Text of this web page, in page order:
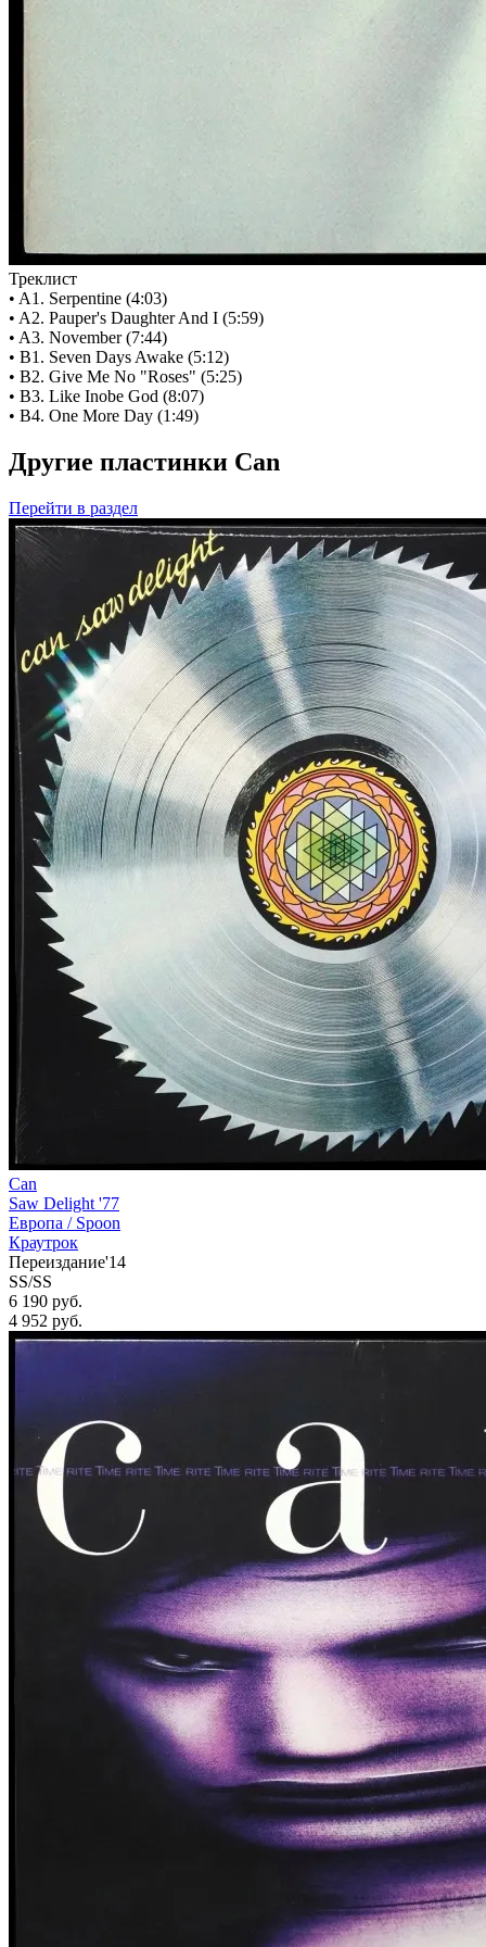
Треклист
• A1. Serpentine (4:03)
• A2. Pauper's Daughter And I (5:59)
• A3. November (7:44)
• B1. Seven Days Awake (5:12)
• B2. Give Me No "Roses" (5:25)
• B3. Like Inobe God (8:07)
• B4. One More Day (1:49)
Другие пластинки Can
Перейти в раздел
Can
Saw Delight '77
Европа / Spoon
Краутрок
Переиздание'14
SS/SS
6 190 руб.
4 952 руб.